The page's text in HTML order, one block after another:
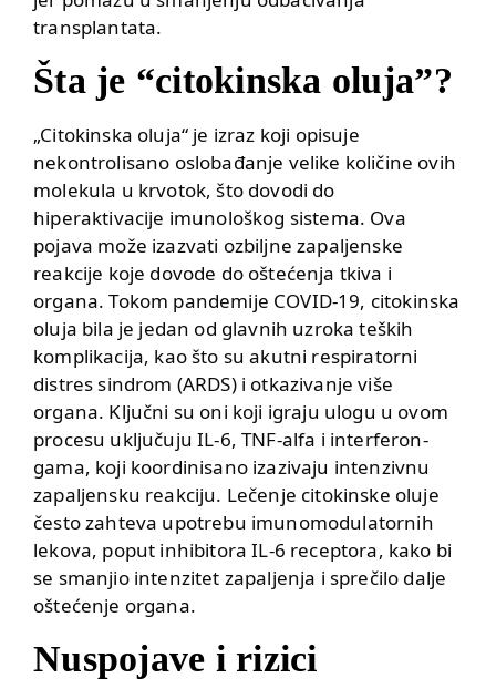
transplantata.
Šta je “citokinska oluja”?
„Citokinska oluja“ je izraz koji opisuje
nekontrolisano oslobađanje velike količine ovih
molekula u krvotok, što dovodi do
hiperaktivacije imunološkog sistema. Ova
pojava može izazvati ozbiljne zapaljenske
reakcije koje dovode do oštećenja tkiva i
organa. Tokom pandemije COVID-19, citokinska
oluja bila je jedan od glavnih uzroka teških
komplikacija, kao što su akutni respiratorni
distres sindrom (ARDS) i otkazivanje više
organa. Ključni su oni koji igraju ulogu u ovom
procesu uključuju IL-6, TNF-alfa i interferon-
gama, koji koordinisano izazivaju intenzivnu
zapaljensku reakciju. Lečenje citokinske oluje
često zahteva upotrebu imunomodulatornih
lekova, poput inhibitora IL-6 receptora, kako bi
se smanjio intenzitet zapaljenja i sprečilo dalje
oštećenje organa.
Nuspojave i rizici